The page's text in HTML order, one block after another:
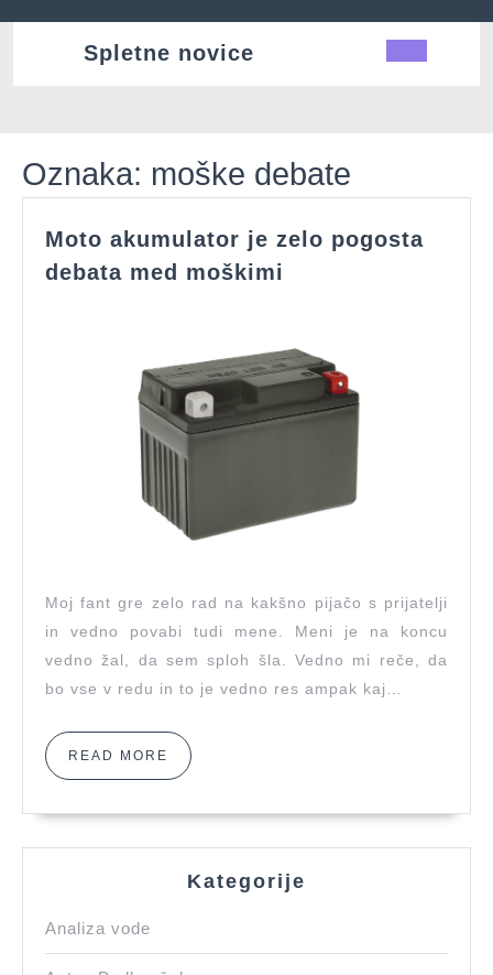
Spletne novice
Oznaka: moške debate
Moto akumulator je zelo pogosta
debata med moškimi
zelo
pogosta
debata
med
moškimi
Moj fant gre zelo rad na kakšno pijačo s prijatelji
in vedno povabi tudi mene. Meni je na koncu
vedno žal, da sem sploh šla. Vedno mi reče, da
bo vse v redu in to je vedno res ampak kaj…
READ MORE READ
MORE
Kategorije
Analiza vode